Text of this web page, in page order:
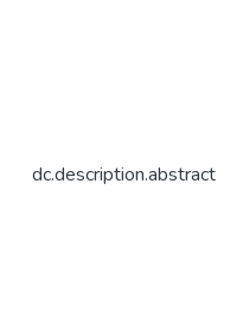
dc.description.abstract